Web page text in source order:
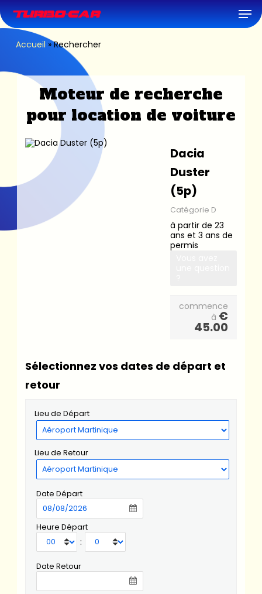
to
main
content
Accueil »Rechercher
Moteur de recherche
pour location de voiture
Dacia
Duster
(5p)
Catégorie D
à partir de 23
ans et 3 ans de
permis
commence
à €
45.00
Sélectionnez vos dates de départ et
retour
Lieu de Départ
Lieu de Retour
Date Départ
Heure Départ
:
Date Retour